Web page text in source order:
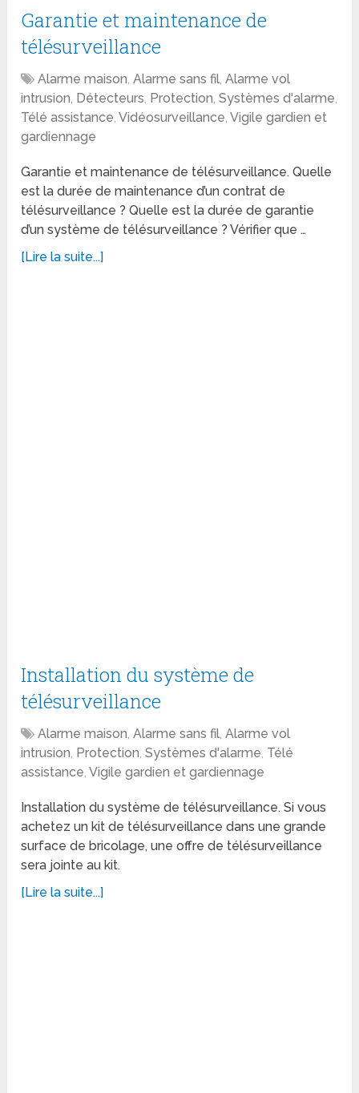
Garantie et maintenance de
télésurveillance
Alarme maison,Alarme sans fil,Alarme vol
intrusion, Détecteurs, Protection,Systèmes d'alarme,
Télé assistance,Vidéosurveillance,Vigile gardien et
gardiennage
Garantie et maintenance de télésurveillance. Quelle
est la durée de maintenance d’un contrat de
télésurveillance ? Quelle est la durée de garantie
d’un système de télésurveillance ? Vérifier que …
[Lire la suite...]
Installation du système de
télésurveillance
Alarme maison,Alarme sans fil,Alarme vol
intrusion, Protection,Systèmes d'alarme, Télé
assistance,Vigile gardien et gardiennage
Installation du système de télésurveillance. Si vous
achetez un kit de télésurveillance dans une grande
surface de bricolage, une offre de télésurveillance
sera jointe au kit.
[Lire la suite...]